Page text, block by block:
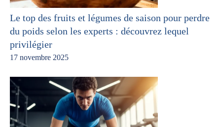
Le top des fruits et légumes de saison pour perdre
du poids selon les experts : découvrez lequel
privilégier
17 novembre 2025